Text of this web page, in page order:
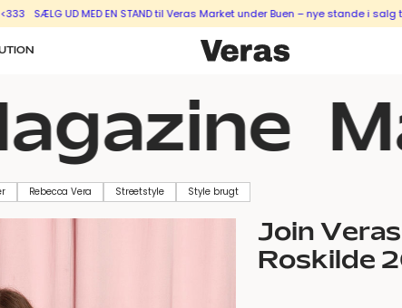
UD MED EN STAND til Veras Market under Buen – nye stande i salg til
Rebecca Vera Streetstyle Style brugt
Join
Roskilde